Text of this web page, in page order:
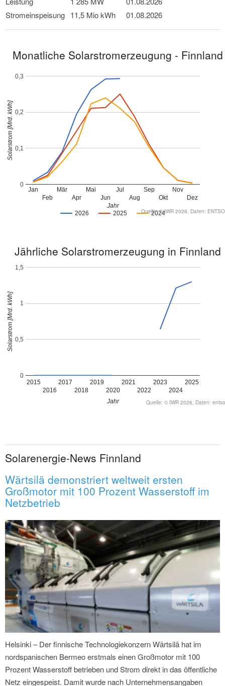
Stromeinspeisung 11,5 Mio kWh 01.08.2026
Monatliche Solarstromerzeugung - Finnland
2026 2025 2024
Jan
Feb
Mär
Apr
Mai
Jun
Jul
Aug
Sep
Okt
Nov
Dez
0
0,1
0,2
0,3
Jahr
Solarstrom [Mrd. kWh]
Quelle: © IWR 2026, Daten:
Jährliche Solarstromerzeugung in Finnland
2015
2016
2017
2018
2019
2020
2021
2022
2023
2024
2025
0
0,5
1
1,5
Jahr
Solarstrom [Mrd. kWh]
Quelle: © IWR 2026, Daten:
Solarenergie-News Finnland
Wärtsilä demonstriert weltweit ersten
Großmotor mit 100 Prozent Wasserstoff im
Netzbetrieb
Helsinki – Der finnische Technologiekonzern Wärtsilä hat im
nordspanischen Bermeo erstmals einen Großmotor mit 100
Prozent Wasserstoff betrieben und Strom direkt in das öffentliche
Netz eingespeist. Damit wurde nach Unternehmensangaben